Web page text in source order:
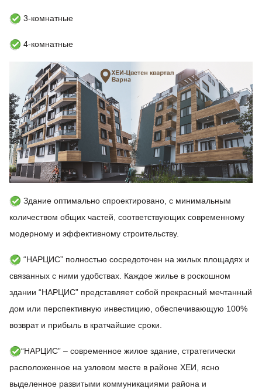
3-комнатные
4-комнатные
Здание оптимально спроектировано, с минимальным
количеством общих частей, соответствующих современному
модерному и эффективному строительству.
“НАРЦИС” полностью сосредоточен на жилых площадях и
связанных с ними удобствах. Каждое жилье в роскошном
здании “НАРЦИС” представляет собой прекрасный мечтанный
дом или перспективную инвестицию, обеспечивающую 100%
возврат и прибыль в кратчайшие сроки.
“НАРЦИС” – современное жилое здание, стратегически
расположенное на узловом месте в районе ХЕИ, ясно
выделенное развитыми коммуникациями района и